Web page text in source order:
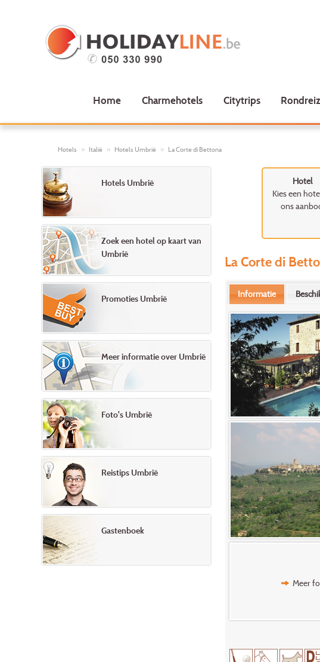
Home Charmehotels Citytrips
Hotels Italië Hotels Umbrië La Corte di Bettona
Hotel
Kies een
ons
La Corte di
Informatie
Meer
Hotels Umbrië
Zoek een hotel op kaart van
Umbrië
Promoties Umbrië
Meer informatie over Umbrië
Foto's Umbrië
Reistips Umbrië
Gastenboek